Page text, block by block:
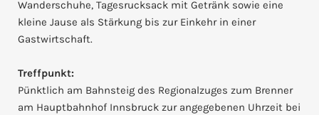
Wanderschuhe, Tagesrucksack mit Getränk sowie eine
kleine Jause als Stärkung bis zur Einkehr in einer
Gastwirtschaft.
Treffpunkt:
Pünktlich am Bahnsteig des Regionalzuges zum Brenner
am Hauptbahnhof Innsbruck zur angegebenen Uhrzeit bei